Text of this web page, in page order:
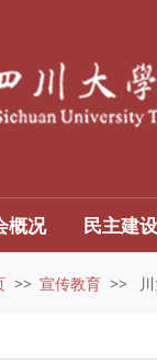
概况 民主建设
>> 宣传教育 >>